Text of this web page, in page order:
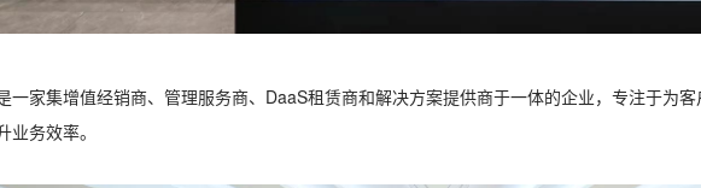
一家集增值经销商、管理服务商、DaaS租赁商和解决方案提供商于一体的企业，专注于为
业务效率。